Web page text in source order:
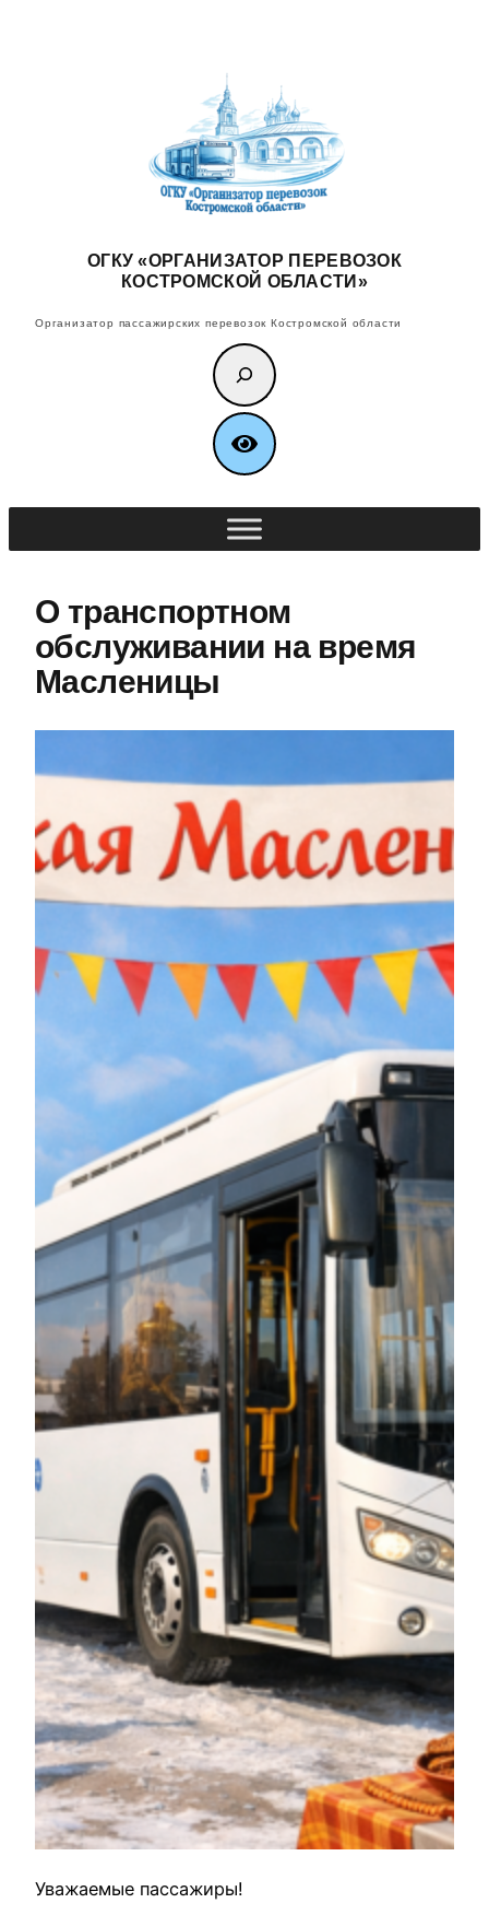
ОГКУ «ОРГАНИЗАТОР ПЕРЕВОЗОК
КОСТРОМСКОЙ ОБЛАСТИ»
Организатор пассажирских перевозок Костромской области
Поиск
О транспортном
обслуживании на время
Масленицы
Уважаемые пассажиры!